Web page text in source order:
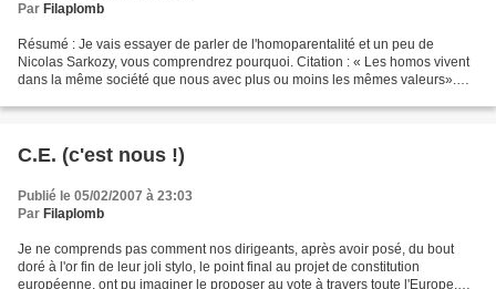
Par Filaplomb
Résumé : Je vais essayer de parler de l'homoparentalité et un peu de
Nicolas Sarkozy, vous comprendrez pourquoi. Citation : « Les homos vivent
dans la même société que nous avec plus ou moins les mêmes valeurs».
C.E. (c'est nous !)
Publié le 05/02/2007 à 23:03
Par Filaplomb
Je ne comprends pas comment nos dirigeants, après avoir posé, du bout
doré à l'or fin de leur joli stylo, le point final au projet de constitution
européenne, ont pu imaginer le proposer au vote à travers toute l'Europe,